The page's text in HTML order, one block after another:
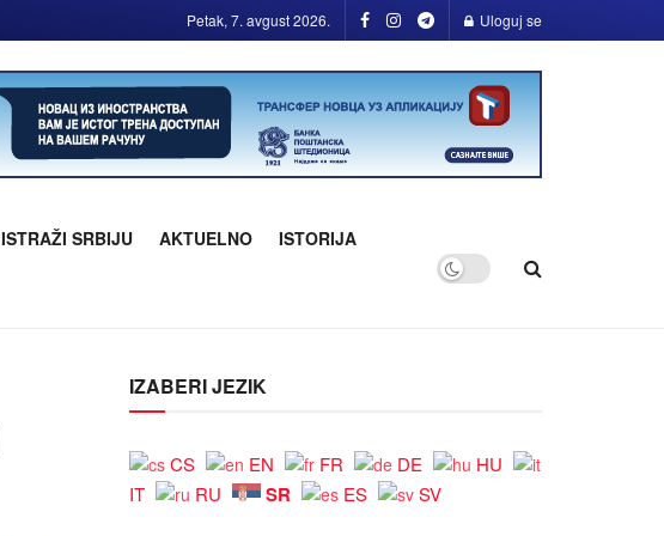
Petak, 7. avgust 2026. Uloguj se
ISTRAŽI SRBIJU AKTUELNO ISTORIJA
IZABERI JEZIK
CS EN FR DE
HU
IT
RU SR ES SV